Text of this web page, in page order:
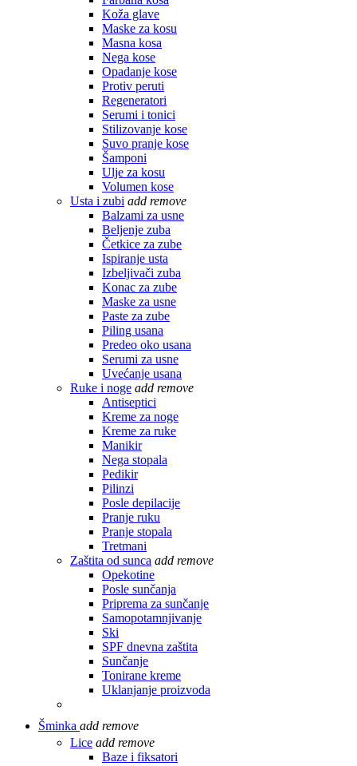
Koža glave
Maske za kosu
Masna kosa
Nega kose
Opadanje kose
Protiv peruti
Regeneratori
Serumi i tonici
Stilizovanje kose
Suvo pranje kose
Šamponi
Ulje za kosu
Volumen kose
Usta i zubi add remove
Balzami za usne
Beljenje zuba
Četkice za zube
Ispiranje usta
Izbeljivači zuba
Konac za zube
Maske za usne
Paste za zube
Piling usana
Predeo oko usana
Serumi za usne
Uvećanje usana
Ruke i noge add remove
Antiseptici
Kreme za noge
Kreme za ruke
Manikir
Nega stopala
Pedikir
Pilinzi
Posle depilacije
Pranje ruku
Pranje stopala
Tretmani
Zaštita od sunca add remove
Opekotine
Posle sunčanja
Priprema za sunčanje
Samopotamnjivanje
Ski
SPF dnevna zaštita
Sunčanje
Tonirane kreme
Uklanjanje proizvoda
Šminka add remove
Lice add remove
Baze i fiksatori